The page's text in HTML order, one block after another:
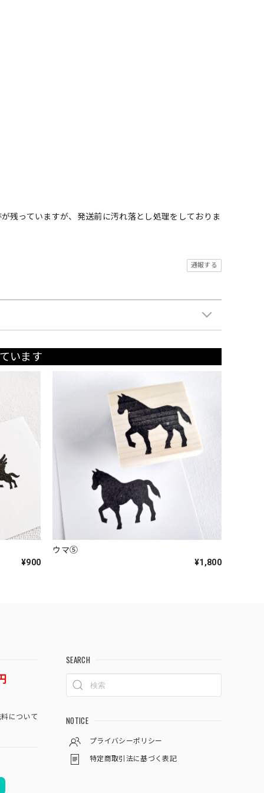
残っていますが、発送前に汚れ落とし処理をしておりま
通報する
います
¥900
ウマ⑤
¥1,800
について
SEARCH
NOTICE
プライバシーポリシー
特定商取引法に基づく表記